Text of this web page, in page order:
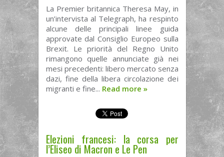
La Premier britannica Theresa May, in
un’intervista al Telegraph, ha respinto
alcune delle principali linee guida
approvate dal Consiglio Europeo sulla
Brexit. Le priorità del Regno Unito
rimangono quelle annunciate già nei
mesi precedenti: libero mercato senza
dazi, fine della libera circolazione dei
migranti e fine... Read more »
Elezioni francesi: la corsa per
l’Eliseo di Macron e Le Pen